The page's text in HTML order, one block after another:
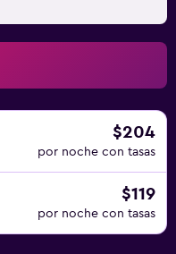
$204
por noche con tasas
$119
por noche con tasas